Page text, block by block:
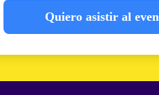
Quiero asistir al